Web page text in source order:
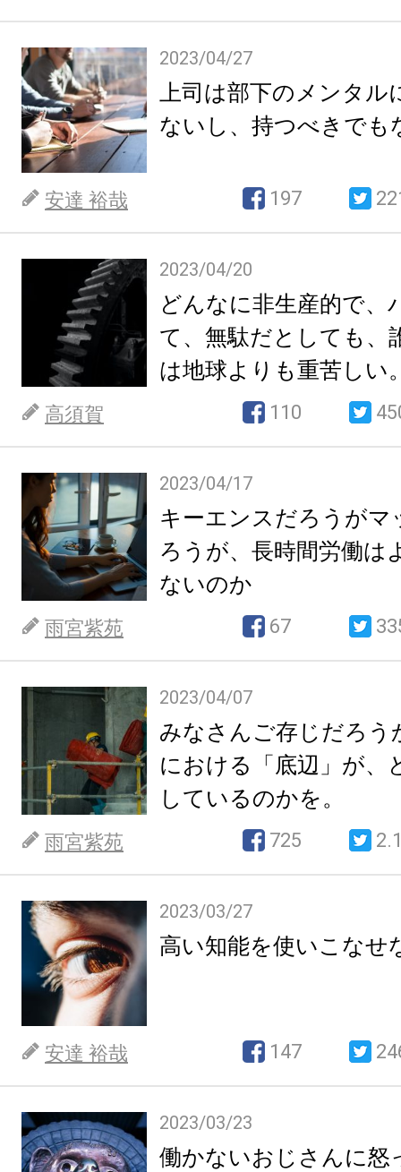
2023/04/27
上司は部下のメンタル
ないし、持つべきでも
安達 裕哉 197
2023/04/20
どんなに非生産的で、
て、無駄だとしても、
は地球よりも重苦しい
高須賀 110
2023/04/17
キーエンスだろうがマ
ろうが、長時間労働は
ないのか
雨宮紫苑 67
2023/04/07
みなさんご存じだろう
における「底辺」が、
しているのかを。
雨宮紫苑 725
2023/03/27
高い知能を使いこなせ
安達 裕哉 147
2023/03/23
働かないおじさんに怒